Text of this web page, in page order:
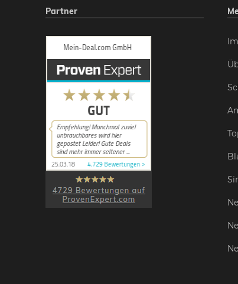
Partner